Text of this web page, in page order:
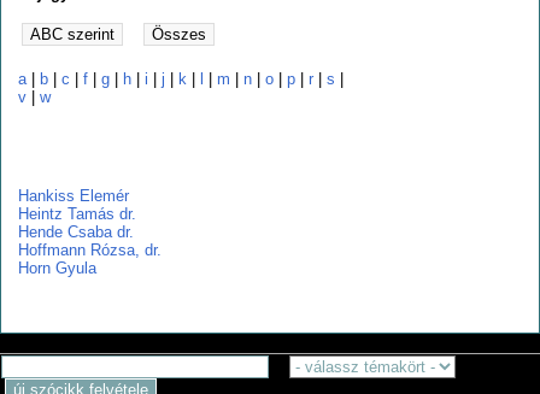
a b |c |f |g h |i |j k |m |n |o |p |r |s
v |w
Hankiss Elemér
Heintz Tamás dr.
Hende Csaba dr.
Hoffmann Rózsa, dr.
Horn Gyula